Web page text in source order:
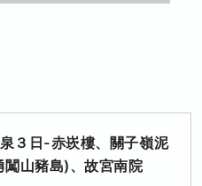
３日-赤崁樓、關子嶺泥
山豬島)、故宮南院